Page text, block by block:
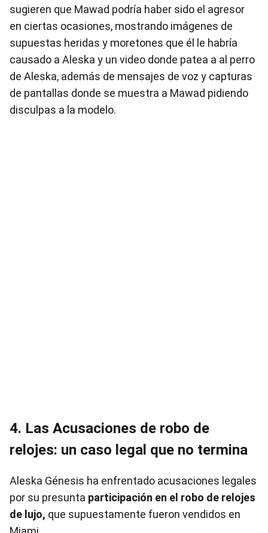
sugieren que Mawad podría haber sido el agresor
en ciertas ocasiones, mostrando imágenes de
supuestas heridas y moretones que él le habría
causado a Aleska y un video donde patea a al perro
de Aleska, además de mensajes de voz y capturas
de pantallas donde se muestra a Mawad pidiendo
disculpas a la modelo.
4. Las Acusaciones de robo de
relojes: un caso legal que no termina
Aleska Génesis ha enfrentado acusaciones legales
por su presunta participación en el robo de relojes
de lujo, que supuestamente fueron vendidos en